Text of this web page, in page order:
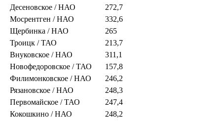
Десеновское / НАО
272,7
Мосрентген / НАО
332,6
Щербинка / НАО
265
Троицк / ТАО
213,7
Внуковское / НАО
311,1
Новофедоровское / ТАО
157,8
Филимонковское / НАО
246,2
Рязановское / НАО
248,3
Первомайское / ТАО
247,4
Кокошкино / НАО
248,2